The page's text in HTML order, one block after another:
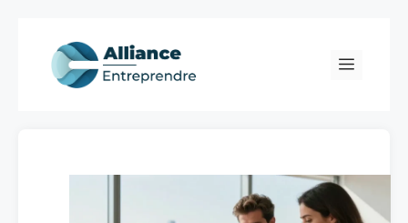
content
Menu